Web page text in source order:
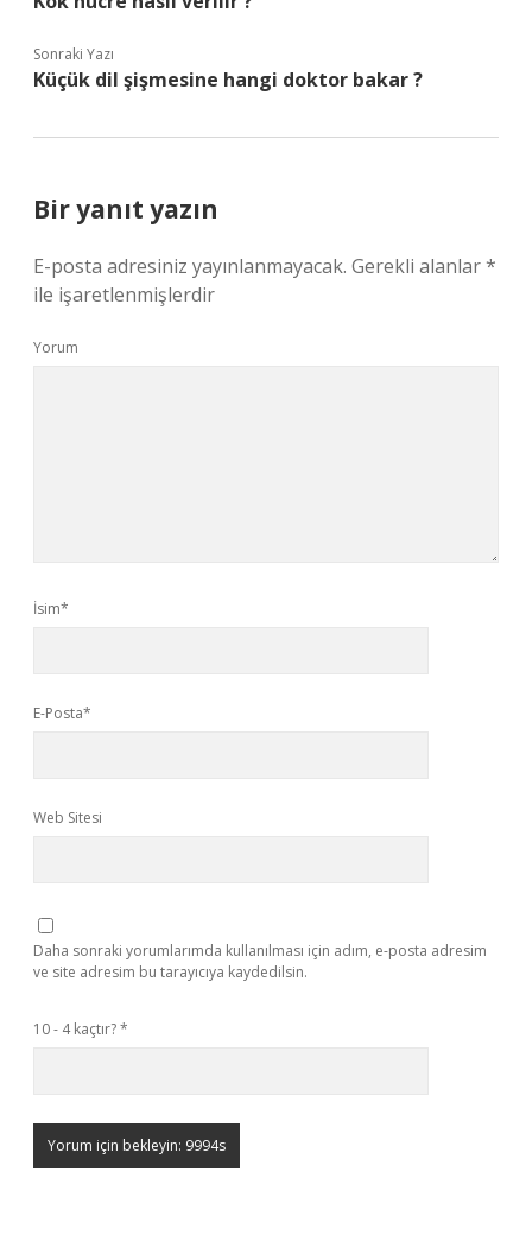
Sonraki Yazı
Küçük dil şişmesine hangi doktor bakar ?
Bir yanıt yazın
E-posta adresiniz yayınlanmayacak. Gerekli alanlar*
ile işaretlenmişlerdir
Yorum
İsim*
E-Posta*
Web Sitesi
Daha sonraki yorumlarımda kullanılması için adım, e-posta adresim
ve site adresim bu tarayıcıya kaydedilsin.
10 - 4 kaçtır?*